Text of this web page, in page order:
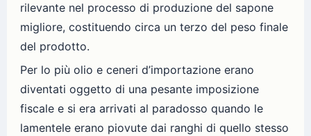
rilevante nel processo di produzione del sapone
migliore, costituendo circa un terzo del peso finale
del prodotto.
Per lo più olio e ceneri d’importazione erano
diventati oggetto di una pesante imposizione
fiscale e si era arrivati al paradosso quando le
lamentele erano piovute dai ranghi di quello stesso